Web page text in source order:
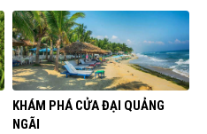
KHÁM PHÁ CỬA ĐẠI QUẢNG
NGÃI